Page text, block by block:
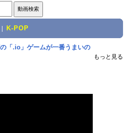
K-POP
「.io」ゲームが一番うまいの
もっと見る